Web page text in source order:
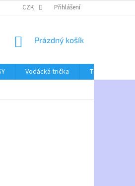
CZK Přihlášení
NÁKUPNÍ
Prázdný košík
Vodácká trička
Textil bez